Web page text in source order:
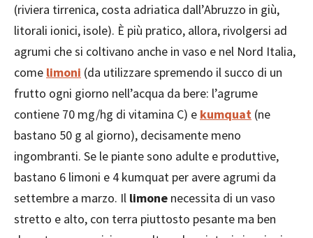
(riviera tirrenica, costa adriatica dall’Abruzzo in giù,
litorali ionici, isole). È più pratico, allora, rivolgersi ad
agrumi che si coltivano anche in vaso e nel Nord Italia,
come limoni (da utilizzare spremendo il succo di un
frutto ogni giorno nell’acqua da bere: l’agrume
contiene 70 mg/hg di vitamina C) e kumquat (ne
bastano 50 g al giorno), decisamente meno
ingombranti. Se le piante sono adulte e produttive,
bastano 6 limoni e 4 kumquat per avere agrumi da
settembre a marzo. Il limone necessita di un vaso
stretto e alto, con terra piuttosto pesante ma ben